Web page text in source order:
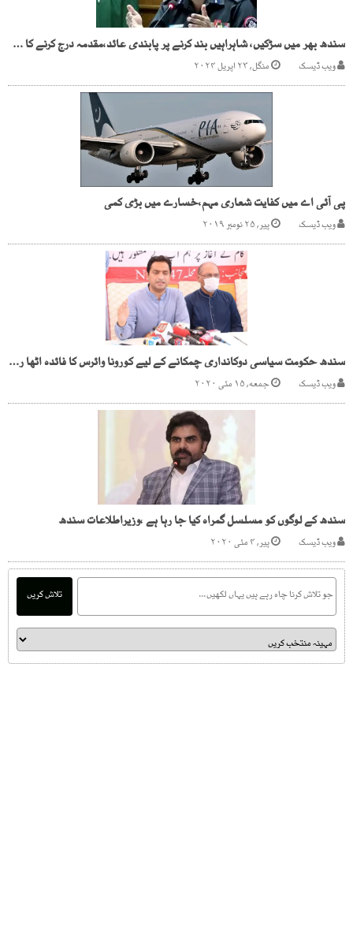
سندھ بھر میں سڑکیں، شاہراہیں بند کرنے پر پابندی عائد،مقدمہ درج کرنے کا حکم
ویب ڈیسک منگل, ۲۳ اپریل ۲۰۲۴
پی آئی اے میں کفایت شعاری مہم،خسارے میں بڑی کمی
ویب ڈیسک پیر, ۲۵ نومبر ۲۰۱۹
سندھ حکومت سیاسی دوکانداری چمکانے کے لیے کورونا وائرس کا فائدہ اٹھا رہی ہے,آفتاب صدیقی
ویب ڈیسک جمعه, ۱۵ مئی ۲۰۲۰
سندھ کے لوگوں کو مسلسل گمراہ کیا جا رہا ہے ،وزیراطلاعات سندھ
ویب ڈیسک پیر, ۴ مئی ۲۰۲۰
تلاش کریں